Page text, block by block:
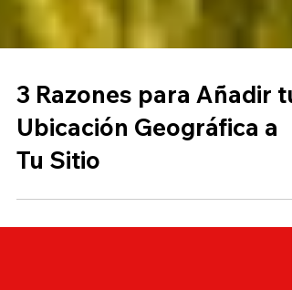
3 Razones para Añadir tu
Ubicación Geográfica a
Tu Sitio